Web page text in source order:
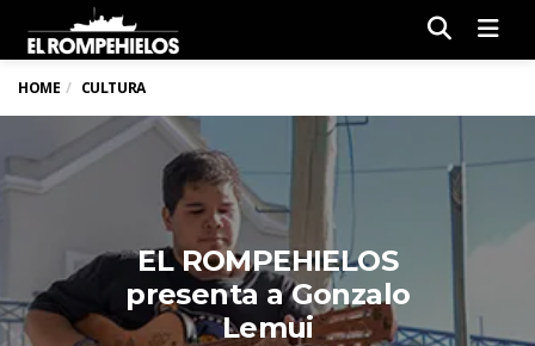
HOME CULTURA
EL ROMPEHIELOS
presenta a Gonzalo
Lemui